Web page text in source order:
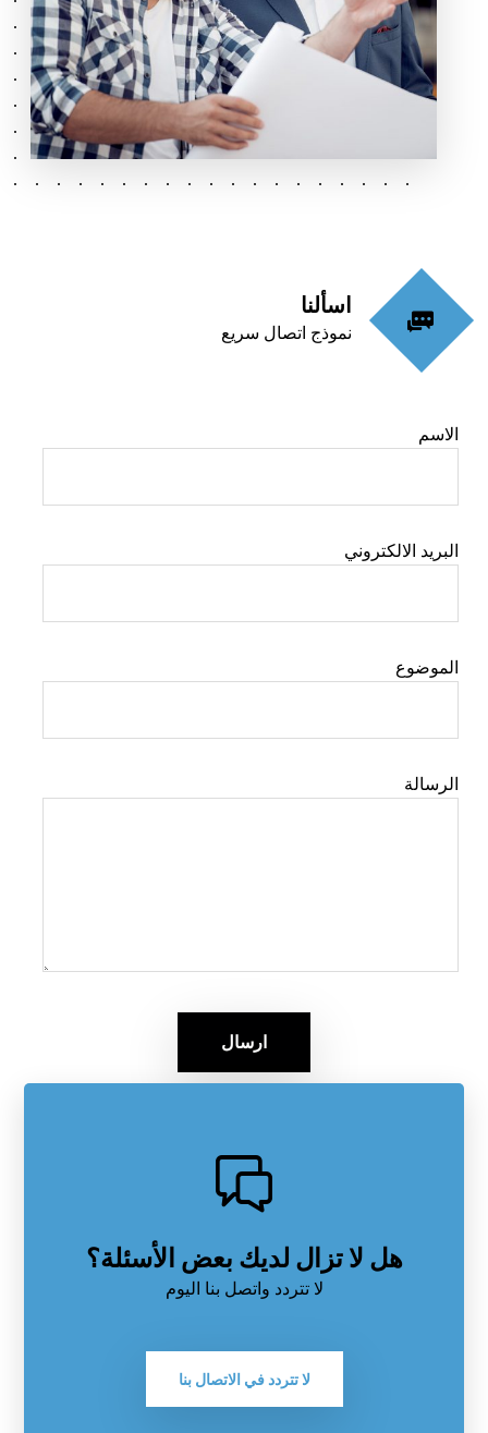
اسألنا
نموذج اتصال سريع
الاسم
البريد الالكتروني
الموضوع
الرسالة
ارسال
هل لا تزال لديك بعض الأسئلة؟
لا تتردد واتصل بنا اليوم
لا تتردد في الاتصال بنا